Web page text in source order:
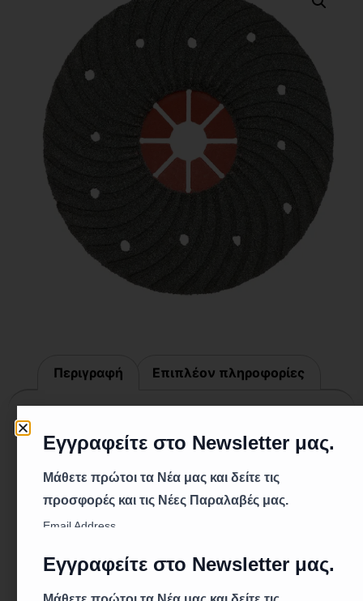
Περιγραφή Επιπλέον πληροφορίες
Περιγραφή
Σειρά: 935
Κωδικός: Νο.120 Διάμετρος: 115 χιλιοστά
Κόκκοι: Silicon Carbite (πυρίτιο) C 24 P
Περιγραφή:
Ο δίσκος διαρκείας σειράς 935 είναι